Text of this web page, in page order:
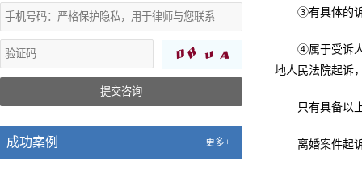
提交咨询
成功案例 更多+
③有具体的
④属于受诉
地人民法院起诉
只有具备以
离婚案件起